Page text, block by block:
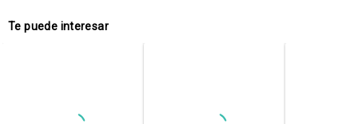
Te puede interesar